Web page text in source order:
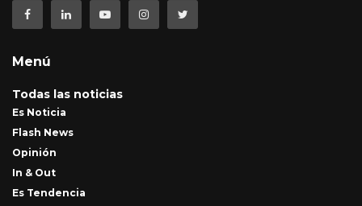
Menú
Todas las noticias
Es Noticia
Flash News
Opinión
In & Out
Es Tendencia